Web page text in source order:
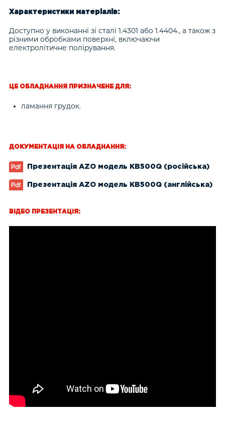
Характеристики матеріалів:
Доступно у виконанні зі сталі 1.4301 або 1.4404., а також з
різними обробками поверхні, включаючи
електролітичне полірування.
ЦЕ ОБЛАДНАННЯ ПРИЗНАЧЕНЕ ДЛЯ:
ламання грудок.
ДОКУМЕНТАЦІЯ НА ОБЛАДНАННЯ:
Презентація AZO модель KB500Q (російська)
Презентація AZO модель KB500Q (англійська)
ВІДЕО ПРЕЗЕНТАЦІЯ: